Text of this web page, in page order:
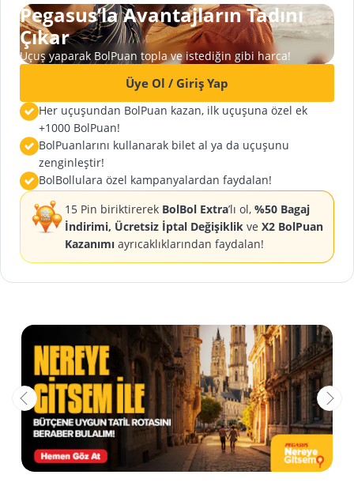
Pegasus’la Avantajların Tadını
Çıkar
Uçuş yaparak BolPuan topla ve istediğin gibi harca!
Her uçuşundan BolPuan kazan, ilk uçuşuna özel ek
+1000 BolPuan!
BolPuanlarını kullanarak bilet al ya da uçuşunu
zenginleştir!
BolBollulara özel kampanyalardan faydalan!
15 Pin biriktirerek BolBol Extra’lı ol, %50 Bagaj
İndirimi, Ücretsiz İptal Değişiklik ve X2 BolPuan
Kazanımı ayrıcaklıklarından faydalan!
Üye Ol / Giriş Yap